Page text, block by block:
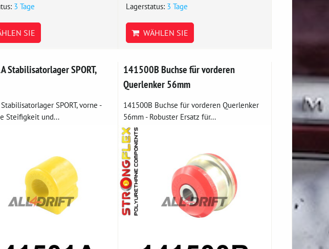
3 Tage
SIE
Lagerstatus: 3 Tage
WÄHLEN SIE
Stabilisatorlager SPORT,
SPORT, vorne -
Steifigkeit und...
141500B Buchse für vorderen
Querlenker 56mm
141500B Buchse für vorderen Querlenker
56mm - Robuster Ersatz für...